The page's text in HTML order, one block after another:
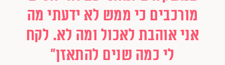
מורכבים כי ממש לא ידעתי מה
אני אוהבת לאכול ומה לא. לקח
לי כמה שנים להתאזן"